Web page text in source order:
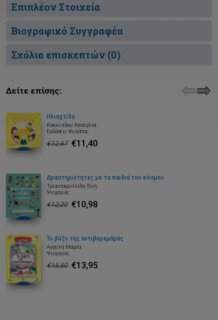
Επιπλέον Στοιχεία
Βιογραφικό Συγγραφέα
Σχόλια επισκεπτών (0)
Δείτε επίσης:
Ηλιαχτίδα
Κοκκινίδου Κατερίνα
Εκδόσεις Φυλάτος
€12,67 €11,40
Δραστηριότητες με τα παιδιά του κόσμου
Τριανταφυλλίδη Εύη
Ψυχογιός
€12,20 €10,98
Το βάζο της αντιβαρεμάρας
Αγγελή Μαρία
Ψυχογιός
€15,50 €13,95